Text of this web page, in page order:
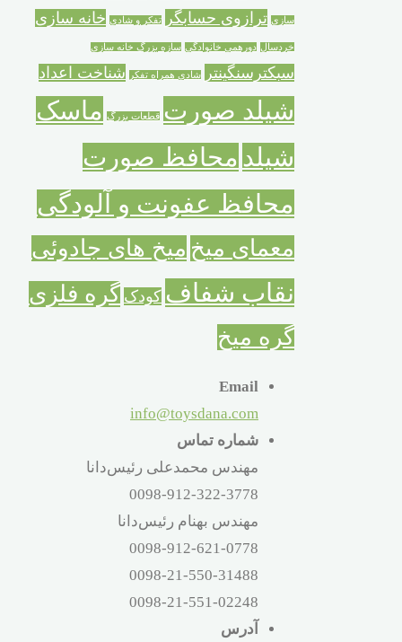
سازی ترازوی حسابگر تفکر و شادی خانه سازی
خردسال دورهمی خانوادگی سازه بزرگ خانه سازی
سبکترسنگینتر شادی همراه تفکر شناخت اعداد
شیلد صورت قطعات بزرگ ماسک
شیلد محافظ صورت
محافظ عفونت و آلودگی
معمای میخ میخ های جادوئی
نقاب شفاف کودک گره فلزی
گره میخ
Email
info@toysdana.com
شماره تماس
مهندس محمدعلی رئیس‌دانا
0098-912-322-3778
مهندس بهنام رئیس‌دانا
0098-912-621-0778
0098-21-550-31488
0098-21-551-02248
آدرس